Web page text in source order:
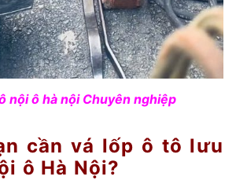
nội ô hà nội Chuyên nghiệp
cần vá lốp ô tô lưu
ô Hà Nội?